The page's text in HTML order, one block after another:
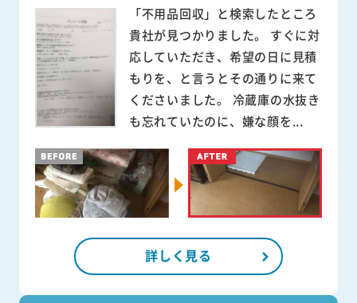
「不用品回収」と検索したところ
貴社が見つかりました。 すぐに対
応していただき、希望の日に見積
もりを、と言うとその通りに来て
くださいました。 冷蔵庫の水抜き
も忘れていたのに、嫌な顔を...
詳しく見る